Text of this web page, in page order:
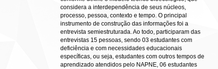
considera a interdependência de seus núcleos,
processo, pessoa, contexto e tempo. O principal
instrumento de construção das informações foi a
entrevista semiestruturada. Ao todo, participaram das
entrevistas 15 pessoas, sendo 03 estudantes com
deficiência e com necessidades educacionais
específicas, ou seja, estudantes com outros tempos de
aprendizado atendidos pelo NAPNE, 06 estudantes